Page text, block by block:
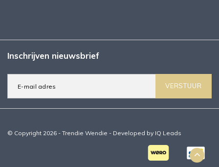
Inschrijven nieuwsbrief
VERSTUUR
© Copyright 2026 - Trendie Wendie - Developed by IQ Leads